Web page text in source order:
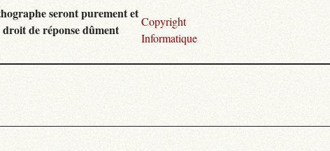
seront purement et
de réponse dûment
Copyright
Informatique